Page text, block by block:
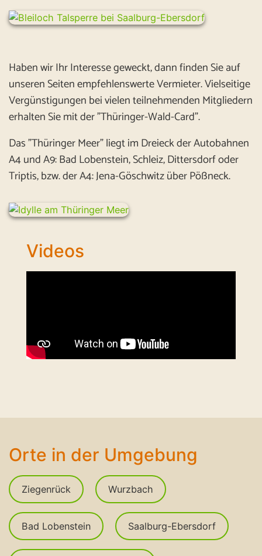
Haben wir Ihr Interesse geweckt, dann finden Sie auf
unseren Seiten empfehlenswerte Vermieter. Vielseitige
Vergünstigungen bei vielen teilnehmenden Mitgliedern
erhalten Sie mit der "Thüringer-Wald-Card".
Das "Thüringer Meer" liegt im Dreieck der Autobahnen
A4 und A9: Bad Lobenstein, Schleiz, Dittersdorf oder
Triptis, bzw. der A4: Jena-Göschwitz über Pößneck.
Videos
Orte in der Umgebung
Ziegenrück Wurzbach
Bad Lobenstein Saalburg-Ebersdorf